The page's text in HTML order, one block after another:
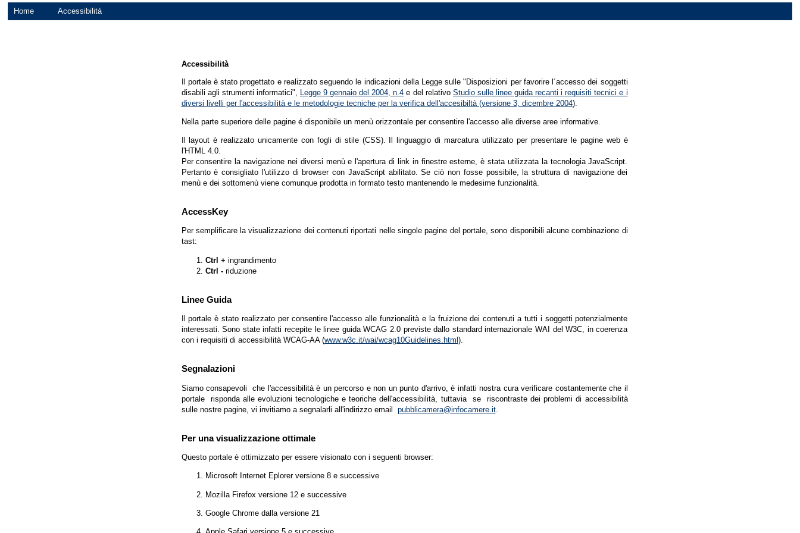
Home Accessibilità
Accessibilità
Il portale è stato progettato e realizzato seguendo le indicazioni della Legge sulle "Disposizioni per favorire l´accesso dei soggetti
disabili agli strumenti informatici", Legge 9 gennaio del 2004, n.4 e del relativo Studio sulle linee guida recanti i requisiti tecnici e i
diversi livelli per l'accessibilità e le metodologie tecniche per la verifica dell'accesibiltà (versione 3, dicembre 2004).
Nella parte superiore delle pagine é disponibile un menù orizzontale per consentire l'accesso alle diverse aree informative.
Il layout è realizzato unicamente con fogli di stile (CSS). Il linguaggio di marcatura utilizzato per presentare le pagine web è
l'HTML 4.0.
Per consentire la navigazione nei diversi menù e l'apertura di link in finestre esterne, è stata utilizzata la tecnologia JavaScript.
Pertanto è consigliato l'utilizzo di browser con JavaScript abilitato. Se ciò non fosse possibile, la struttura di navigazione dei
menù e dei sottomenù viene comunque prodotta in formato testo mantenendo le medesime funzionalità.
AccessKey
Per semplificare la visualizzazione dei contenuti riportati nelle singole pagine del portale, sono disponibili alcune combinazione di
tast:
Ctrl + ingrandimento
Ctrl -riduzione
Linee Guida
Il portale è stato realizzato per consentire l'accesso alle funzionalità e la fruizione dei contenuti a tutti i soggetti potenzialmente
interessati. Sono state infatti recepite le linee guida WCAG 2.0 previste dallo standard internazionale WAI del W3C, in coerenza
con i requisiti di accessibilità WCAG-AA (www.w3c.it/wai/wcag10Guidelines.html ).
Segnalazioni
Siamo consapevoli che l'accessibilità è un percorso e non un punto d'arrivo, è infatti nostra cura verificare costantemente che il
portale risponda alle evoluzioni tecnologiche e teoriche dell'accessibilità, tuttavia se riscontraste dei problemi di accessibilità
sulle nostre pagine, vi invitiamo a segnalarli all'indirizzo email pubblicamera@infocamere.it.
Per una visualizzazione ottimale
Questo portale è ottimizzato per essere visionato con i seguenti browser:
Microsoft Internet Eplorer versione 8 e successive
Mozilla Firefox versione 12 e successive
Google Chrome dalla versione 21